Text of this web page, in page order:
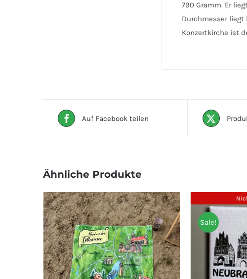
790 Gramm. Er
Durchmesser liegt
Konzertkirche ist
Auf Facebook teilen
Ähnliche Produkte
Sale!